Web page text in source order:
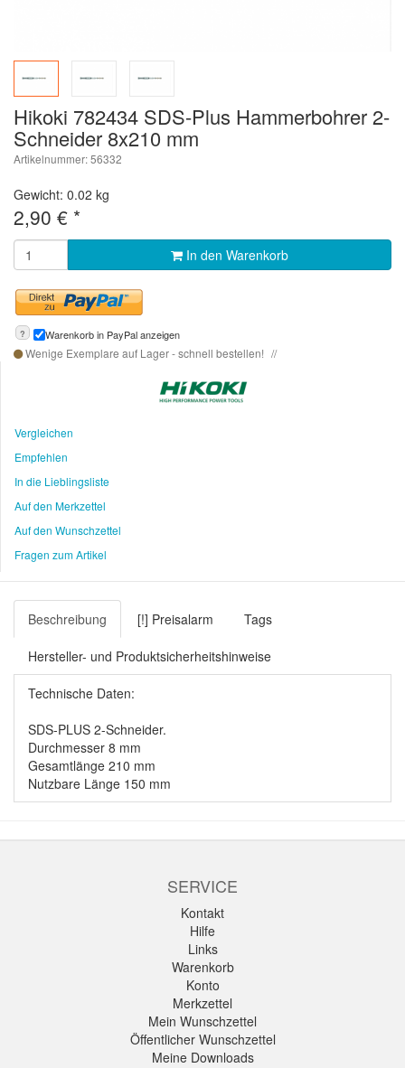
Hikoki 782434 SDS-Plus Hammerbohrer 2-
Schneider 8x210 mm
Artikelnummer: 56332
Gewicht: 0.02 kg
2,90 € *
In den Warenkorb
? Warenkorb in PayPal anzeigen
Wenige Exemplare auf Lager - schnell bestellen!
Vergleichen
Empfehlen
In die Lieblingsliste
Auf den Merkzettel
Auf den Wunschzettel
Fragen zum Artikel
Beschreibung [!] Preisalarm Tags
Hersteller- und Produktsicherheitshinweise
Technische Daten:
SDS-PLUS 2-Schneider.
Durchmesser 8 mm
Gesamtlänge 210 mm
Nutzbare Länge 150 mm
SERVICE
Kontakt
Hilfe
Links
Warenkorb
Konto
Merkzettel
Mein Wunschzettel
Öffentlicher Wunschzettel
Meine Downloads